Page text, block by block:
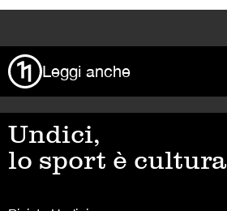
Leggi anche
Undici,
lo sport è cultura